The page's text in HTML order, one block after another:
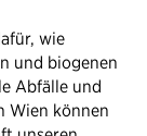
wie
und biogenen
Abfälle und
Wien können